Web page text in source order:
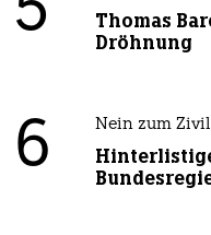
Thomas
Dröhnung
6 Nein zum